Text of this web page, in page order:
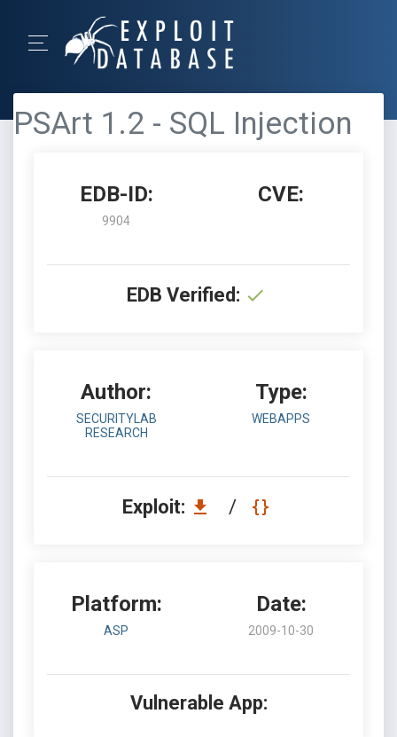
PSArt 1.2 - SQL Injection
EDB-ID:
9904
CVE:
EDB Verified:
Author:
SECURITYLAB
RESEARCH
Type:
WEBAPPS
Exploit: /
Platform:
ASP
Date:
2009-10-30
Vulnerable App: